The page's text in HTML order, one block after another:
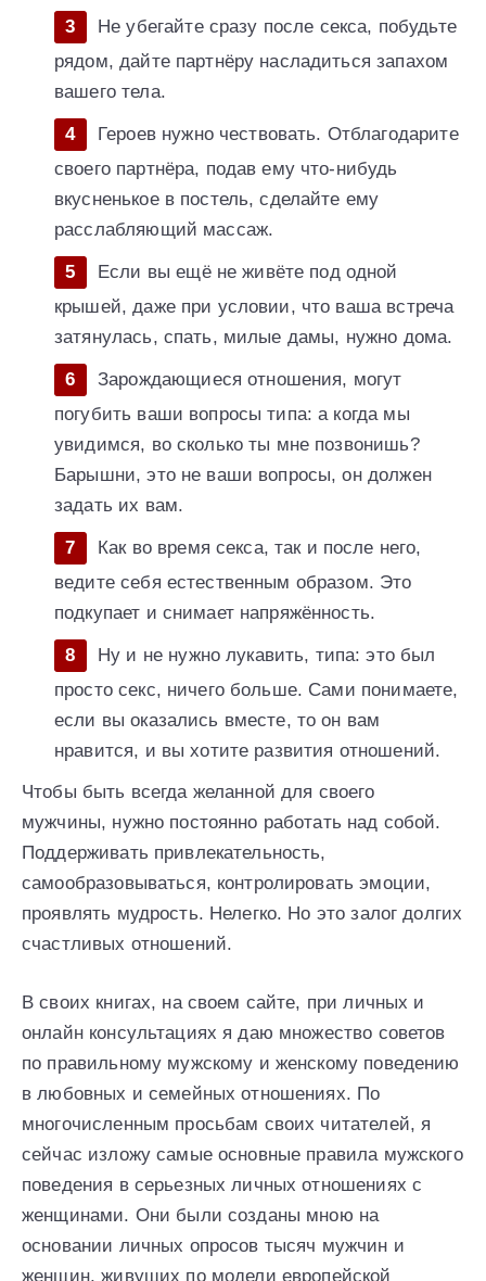
Не убегайте сразу после секса, побудьте
рядом, дайте партнёру насладиться запахом
вашего тела.
Героев нужно чествовать. Отблагодарите
своего партнёра, подав ему что-нибудь
вкусненькое в постель, сделайте ему
расслабляющий массаж.
Если вы ещё не живёте под одной
крышей, даже при условии, что ваша встреча
затянулась, спать, милые дамы, нужно дома.
Зарождающиеся отношения, могут
погубить ваши вопросы типа: а когда мы
увидимся, во сколько ты мне позвонишь?
Барышни, это не ваши вопросы, он должен
задать их вам.
Как во время секса, так и после него,
ведите себя естественным образом. Это
подкупает и снимает напряжённость.
Ну и не нужно лукавить, типа: это был
просто секс, ничего больше. Сами понимаете,
если вы оказались вместе, то он вам
нравится, и вы хотите развития отношений.
Чтобы быть всегда желанной для своего
мужчины, нужно постоянно работать над собой.
Поддерживать привлекательность,
самообразовываться, контролировать эмоции,
проявлять мудрость. Нелегко. Но это залог долгих
счастливых отношений.
В своих книгах, на своем сайте, при личных и
онлайн консультациях я даю множество советов
по правильному мужскому и женскому поведению
в любовных и семейных отношениях. По
многочисленным просьбам своих читателей, я
сейчас изложу самые основные правила мужского
поведения в серьезных личных отношениях с
женщинами. Они были созданы мною на
основании личных опросов тысяч мужчин и
женщин, живущих по модели европейской